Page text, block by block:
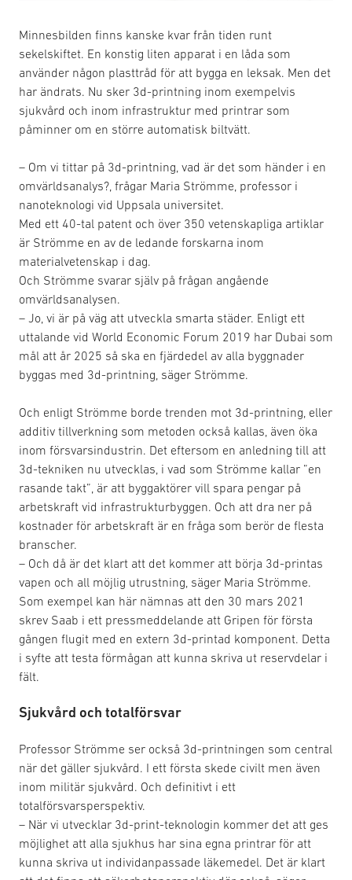
Minnesbilden finns kanske kvar från tiden runt
sekelskiftet. En konstig liten apparat i en låda som
använder någon plasttråd för att bygga en leksak. Men det
har ändrats. Nu sker 3d-printning inom exempelvis
sjukvård och inom infrastruktur med printrar som
påminner om en större automatisk biltvätt.
– Om vi tittar på 3d-printning, vad är det som händer i en
omvärldsanalys?, frågar Maria Strömme, professor i
nanoteknologi vid Uppsala universitet.
Med ett 40-tal patent och över 350 vetenskapliga artiklar
är Strömme en av de ledande forskarna inom
materialvetenskap i dag.
Och Strömme svarar själv på frågan angående
omvärldsanalysen.
– Jo, vi är på väg att utveckla smarta städer. Enligt ett
uttalande vid World Economic Forum 2019 har Dubai som
mål att år 2025 så ska en fjärdedel av alla byggnader
byggas med 3d-printning, säger Strömme.
Och enligt Strömme borde trenden mot 3d-printning, eller
additiv tillverkning som metoden också kallas, även öka
inom försvarsindustrin. Det eftersom en anledning till att
3d-tekniken nu utvecklas, i vad som Strömme kallar ”en
rasande takt”, är att byggaktörer vill spara pengar på
arbetskraft vid infrastrukturbyggen. Och att dra ner på
kostnader för arbetskraft är en fråga som berör de flesta
branscher.
– Och då är det klart att det kommer att börja 3d-printas
vapen och all möjlig utrustning, säger Maria Strömme.
Som exempel kan här nämnas att den 30 mars 2021
skrev Saab i ett pressmeddelande att Gripen för första
gången flugit med en extern 3d-printad komponent. Detta
i syfte att testa förmågan att kunna skriva ut reservdelar i
fält.
Sjukvård och totalförsvar
Professor Strömme ser också 3d-printningen som central
när det gäller sjukvård. I ett första skede civilt men även
inom militär sjukvård. Och definitivt i ett
totalförsvarsperspektiv.
– När vi utvecklar 3d-print-teknologin kommer det att ges
möjlighet att alla sjukhus har sina egna printrar för att
kunna skriva ut individanpassade läkemedel. Det är klart